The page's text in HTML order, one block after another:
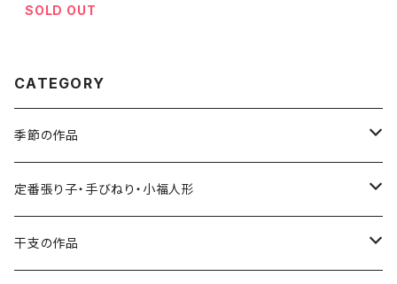
m）
SOLD OUT
CATEGORY
季節の作品
張り子
手びねり人形
定番張り子・手びねり・小福人形
張り子
干支の作品